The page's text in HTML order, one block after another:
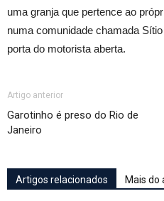
uma granja que pertence ao
numa comunidade chamada
porta do motorista aberta.
Artigo anterior
Garotinho é preso do Rio de
Janeiro
Artigos relacionados Mais do